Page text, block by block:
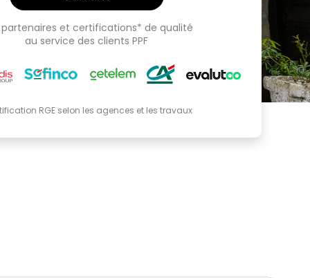
partenaires et certifications* de qualité
au service des clients PPF
RGE selon les agences et les travaux